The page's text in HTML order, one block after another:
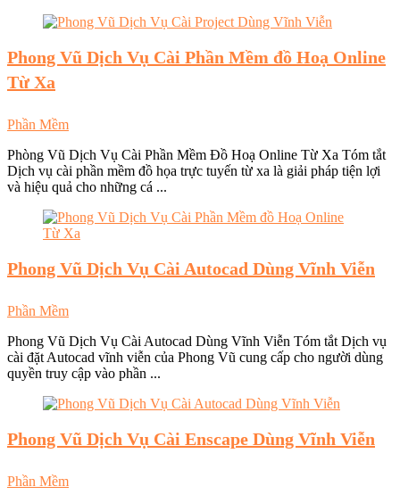
Phong Vũ Dịch Vụ Cài Phần Mềm đồ Hoạ Online
Từ Xa
Phần Mềm
Phòng Vũ Dịch Vụ Cài Phần Mềm Đồ Hoạ Online Từ Xa Tóm tắt
Dịch vụ cài phần mềm đồ họa trực tuyến từ xa là giải pháp tiện lợi
và hiệu quả cho những cá ...
Phong Vũ Dịch Vụ Cài Autocad Dùng Vĩnh Viễn
Phần Mềm
Phong Vũ Dịch Vụ Cài Autocad Dùng Vĩnh Viễn Tóm tắt Dịch vụ
cài đặt Autocad vĩnh viễn của Phong Vũ cung cấp cho người dùng
quyền truy cập vào phần ...
Phong Vũ Dịch Vụ Cài Enscape Dùng Vĩnh Viễn
Phần Mềm